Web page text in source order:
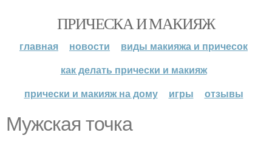
ПРИЧЕСКА И МАКИЯЖ
главная новости
виды макияжа и причесок
как делать прически и макияж
прически и макияж на дому
игры отзывы
Мужская точка